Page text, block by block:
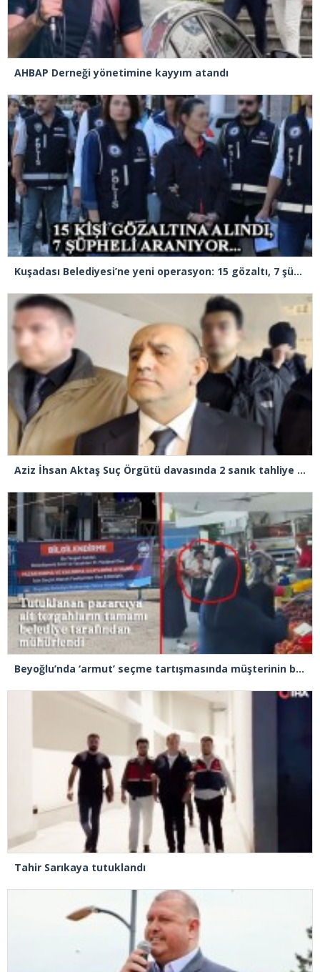
AHBAP Derneği yönetimine kayyım atandı
Kuşadası Belediyesi’ne yeni operasyon: 15 gözaltı, 7 şüpheli aranıyor
Aziz İhsan Aktaş Suç Örgütü davasında 2 sanık tahliye edildi
Beyoğlu’nda ‘armut’ seçme tartışmasında müşterinin başına kalas fırlatan pazarcı tutuklandı
Tahir Sarıkaya tutuklandı